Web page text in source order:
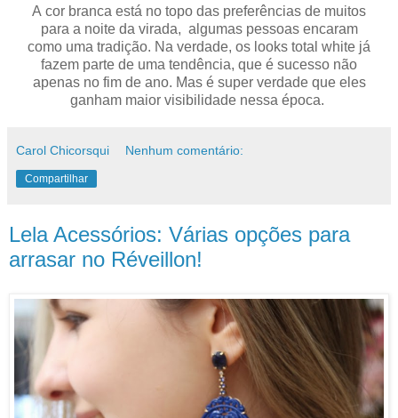
A cor branca está no topo das preferências de muitos
para a noite da virada, algumas pessoas encaram
como uma tradição. Na verdade, os looks total white já
fazem parte de uma tendência, que é sucesso não
apenas no fim de ano. Mas é super verdade que eles
ganham maior visibilidade nessa época.
Carol Chicorsqui Nenhum comentário:
Compartilhar
Lela Acessórios: Várias opções para
arrasar no Réveillon!